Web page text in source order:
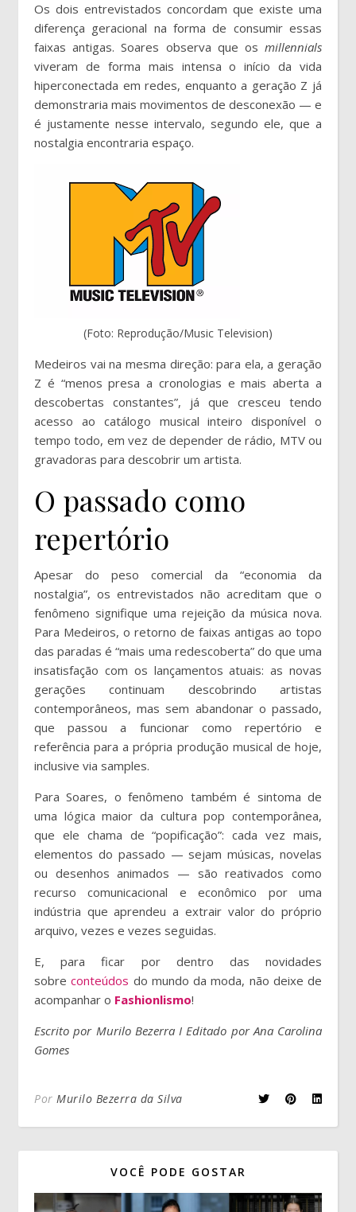
Os dois entrevistados concordam que existe uma
diferença geracional na forma de consumir essas
faixas antigas. Soares observa que os millennials
viveram de forma mais intensa o início da vida
hiperconectada em redes, enquanto a geração Z já
demonstraria mais movimentos de desconexão — e
é justamente nesse intervalo, segundo ele, que a
nostalgia encontraria espaço.
(Foto: Reprodução/Music Television)
Medeiros vai na mesma direção: para ela, a geração
Z é “menos presa a cronologias e mais aberta a
descobertas constantes”, já que cresceu tendo
acesso ao catálogo musical inteiro disponível o
tempo todo, em vez de depender de rádio, MTV ou
gravadoras para descobrir um artista.
O passado como
repertório
Apesar do peso comercial da “economia da
nostalgia”, os entrevistados não acreditam que o
fenômeno signifique uma rejeição da música nova.
Para Medeiros, o retorno de faixas antigas ao topo
das paradas é “mais uma redescoberta” do que uma
insatisfação com os lançamentos atuais: as novas
gerações continuam descobrindo artistas
contemporâneos, mas sem abandonar o passado,
que passou a funcionar como repertório e
referência para a própria produção musical de hoje,
inclusive via samples.
Para Soares, o fenômeno também é sintoma de
uma lógica maior da cultura pop contemporânea,
que ele chama de “popificação”: cada vez mais,
elementos do passado — sejam músicas, novelas
ou desenhos animados — são reativados como
recurso comunicacional e econômico por uma
indústria que aprendeu a extrair valor do próprio
arquivo, vezes e vezes seguidas.
E, para ficar por dentro das novidades
sobreconteúdos do mundo da moda, não deixe de
acompanhar o Fashionlismo!
Escrito por Murilo Bezerra I Editado por Ana Carolina
Gomes
Por Murilo Bezerra da Silva
VOCÊ PODE GOSTAR